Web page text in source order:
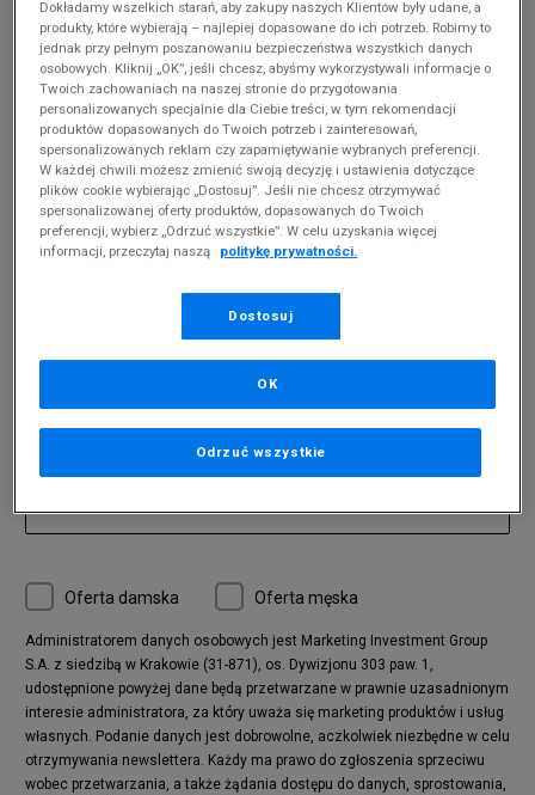
MĘSKIE UMBRO EVEREST
Produkty pochodzą z końcówek aktualnych
kolekcji, ubiegłych sezonów lub z ekspozycji.
Szczegóły.
Zmień treść wyszukiwanej frazy.
Spróbuj użyć mniejszej ilości filtrów (usuń mniej
istotne).
Powrót do sklepu
Zapisz się do newslettera
Oferta damska Oferta męska
Administratorem danych osobowych jest Marketing Investment Group
S.A. z siedzibą w Krakowie (31-871), os. Dywizjonu 303 paw. 1,
udostępnione powyżej dane będą przetwarzane w prawnie uzasadnionym
interesie administratora, za który uważa się marketing produktów i usług
własnych. Podanie danych jest dobrowolne, aczkolwiek niezbędne w celu
otrzymywania newslettera. Każdy ma prawo do zgłoszenia sprzeciwu
wobec przetwarzania, a także żądania dostępu do danych, sprostowania,
Dokładamy wszelkich starań, aby zakupy naszych Klientów były udane, a
produkty, które wybierają – najlepiej dopasowane do ich potrzeb. Robimy to
jednak przy pełnym poszanowaniu bezpieczeństwa wszystkich danych
osobowych. Kliknij „OK”, jeśli chcesz, abyśmy wykorzystywali informacje o
Twoich zachowaniach na naszej stronie do przygotowania
personalizowanych specjalnie dla Ciebie treści, w tym rekomendacji
produktów dopasowanych do Twoich potrzeb i zainteresowań,
spersonalizowanych reklam czy zapamiętywanie wybranych preferencji.
W każdej chwili możesz zmienić swoją decyzję i ustawienia dotyczące
plików cookie wybierając „Dostosuj”. Jeśli nie chcesz otrzymywać
spersonalizowanej oferty produktów, dopasowanych do Twoich
preferencji, wybierz „Odrzuć wszystkie”. W celu uzyskania więcej
informacji, przeczytaj naszą
politykę prywatności.
Dostosuj
Odrzuć wszystkie
OK